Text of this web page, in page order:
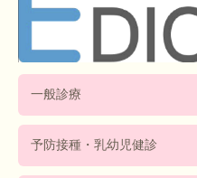
一般診療
予防接種・乳幼児健診